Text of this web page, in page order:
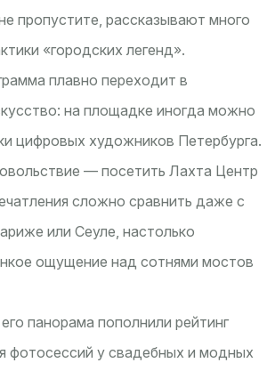
пропустите, рассказывают много
«городских легенд».
плавно переходит в
на площадке иногда можно
цифровых художников Петербурга.
— посетить Лахта Центр
сложно сравнить даже с
или Сеуле, настолько
ощущение над сотнями мостов
панорама пополнили рейтинг
фотосессий у свадебных и модных